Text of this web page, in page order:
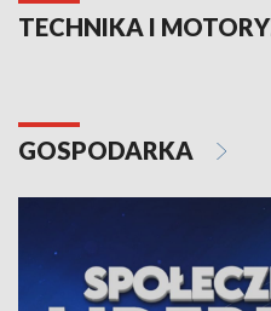
TECHNIKA I
GOSPODARKA